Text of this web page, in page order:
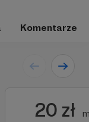
Komentarze
20 zł